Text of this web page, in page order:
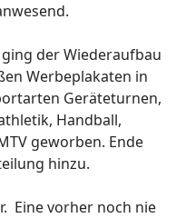
der Wiederaufbau
Werbeplakaten in
Geräteturnen,
Handball,
geworben. Ende
hinzu.
Eine vorher noch nie